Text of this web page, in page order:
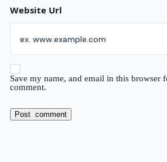
Website Url
Save my name, and email in this browser
comment.